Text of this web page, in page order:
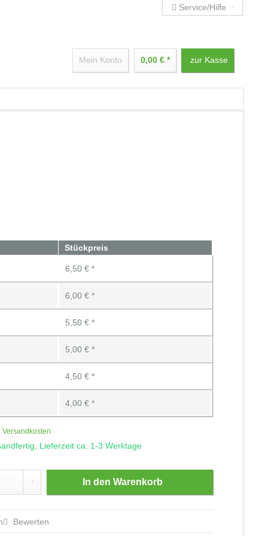
Service/Hilfe
Mein Konto 0,00 € * zur Kasse
Stückpreis
6,50 € *
6,00 € *
5,50 € *
5,00 € *
4,50 € *
4,00 € *
Versandkosten
Lieferzeit ca. 1-3 Werktage
In den Warenkorb
Bewerten